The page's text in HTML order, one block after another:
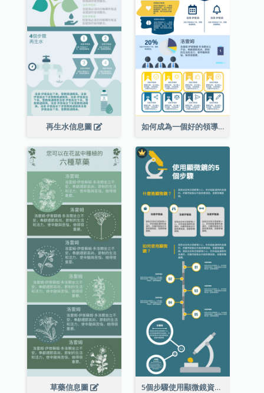
再生水信息圖 如何成為一個好的領導者信息圖
草藥信息圖 5個步驟使用顯微鏡資料圖